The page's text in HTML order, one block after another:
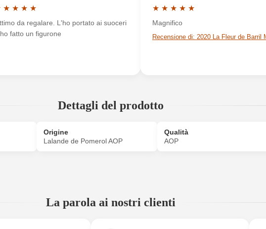
★ ★ ★ ★
media di 5 su 5 stelle
da regalare. L'ho portato ai suoceri
fatto un figurone
★ ★ ★ ★ ★
Valutazione media di 5 su 5 stelle
Magnifico
Dettagli del prodotto
Origine
Lalande de Pomerol AOP
Qualità
AOP
Barrique Annata
La parola ai nostri clienti